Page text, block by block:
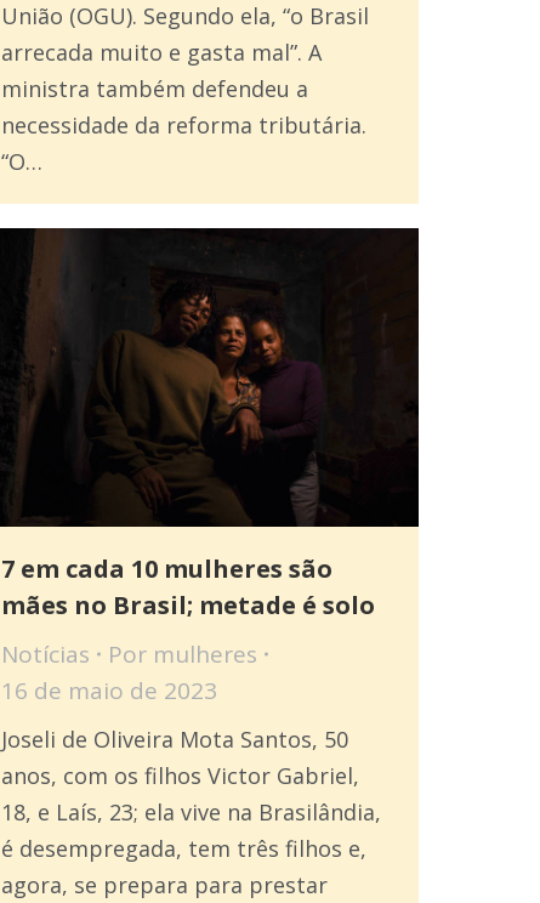
União (OGU). Segundo ela, “o Brasil
arrecada muito e gasta mal”. A
ministra também defendeu a
necessidade da reforma tributária.
“O…
7 em cada 10 mulheres são
mães no Brasil; metade é solo
Notícias Por mulheres
16 de maio de 2023
Joseli de Oliveira Mota Santos, 50
anos, com os filhos Victor Gabriel,
18, e Laís, 23; ela vive na Brasilândia,
é desempregada, tem três filhos e,
agora, se prepara para prestar